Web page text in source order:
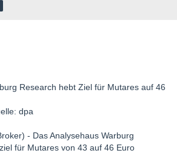
Research hebt Ziel für Mutares auf 46
dpa
- Das Analysehaus Warburg
für Mutares von 43 auf 46 Euro